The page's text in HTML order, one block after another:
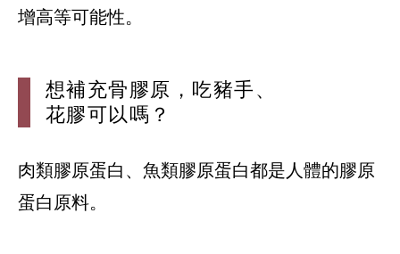
想補充骨膠原，吃豬手、
花膠可以嗎？
肉類膠原蛋白、魚類膠原蛋白都是人體的膠原
蛋白原料。